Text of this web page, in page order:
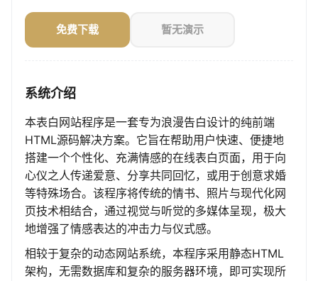
免费下载 暂无演示
系统介绍
本表白网站程序是一套专为浪漫告白设计的纯前端
HTML源码解决方案。它旨在帮助用户快速、便捷地
搭建一个个性化、充满情感的在线表白页面，用于向
心仪之人传递爱意、分享共同回忆，或用于创意求婚
等特殊场合。该程序将传统的情书、照片与现代化网
页技术相结合，通过视觉与听觉的多媒体呈现，极大
地增强了情感表达的冲击力与仪式感。
相较于复杂的动态网站系统，本程序采用静态HTML
架构，无需数据库和复杂的服务器环境，即可实现所